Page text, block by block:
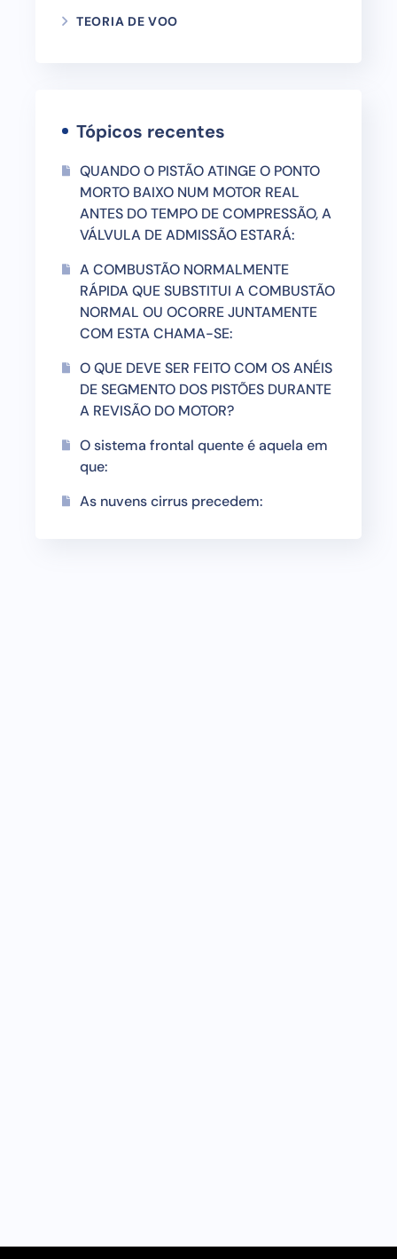
TEORIA DE VOO
Tópicos recentes
QUANDO O PISTÃO ATINGE O PONTO
MORTO BAIXO NUM MOTOR REAL
ANTES DO TEMPO DE COMPRESSÃO, A
VÁLVULA DE ADMISSÃO ESTARÁ:
A COMBUSTÃO NORMALMENTE
RÁPIDA QUE SUBSTITUI A COMBUSTÃO
NORMAL OU OCORRE JUNTAMENTE
COM ESTA CHAMA-SE:
O QUE DEVE SER FEITO COM OS ANÉIS
DE SEGMENTO DOS PISTÕES DURANTE
A REVISÃO DO MOTOR?
O sistema frontal quente é aquela em
que:
As nuvens cirrus precedem: